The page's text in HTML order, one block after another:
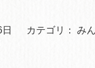
カテゴリ： み